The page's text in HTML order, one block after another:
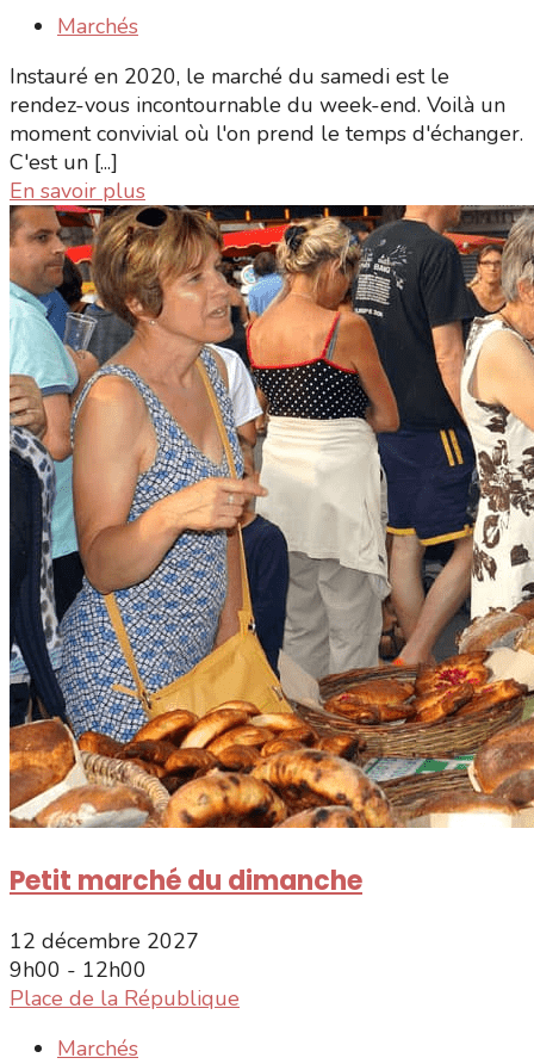
Marchés
Instauré en 2020, le marché du samedi est le
rendez-vous incontournable du week-end. Voilà un
moment convivial où l'on prend le temps d'échanger.
C'est un [...]
En savoir plus
Petit marché du dimanche
12 décembre 2027
9h00 - 12h00
Place de la République
Marchés